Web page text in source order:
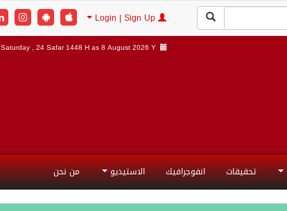
Saturday , 24 Safar 1448 H as8 August 2026 Y |
تحقيقات انفوجرافيك الاستيديو من نحن